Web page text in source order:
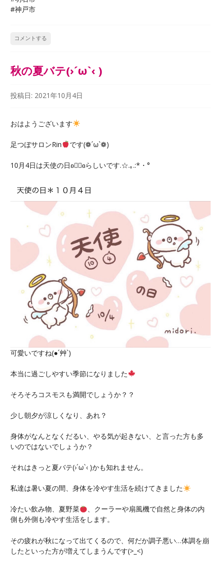
#神戸市
コメントする
秋の夏バテ(›´ω`‹ )
投稿日: 2021年10月4日
おはようございます
足つぼサロンRin です(❁´ω`❁)
10月4日は天使の日ʚ♡⃛ɞらしいです.☆.｡.:*・°
可愛いですね(●´艸`)
本当に過ごしやすい季節になりました
そろそろコスモスも満開でしょうか？？
少し朝夕が涼しくなり、あれ？
身体がなんとなくだるい、やる気が起きない、と言った方も多
いのではないでしょうか？
それはきっと夏バテ(›´ω`‹ )かも知れません。
私達は暑い夏の間、身体を冷やす生活を続けてきました
冷たい飲み物、夏野菜
、クーラーや扇風機で自然と身体の内
側も外側も冷やす生活をします。
その疲れが秋になって出てくるので、何だか調子悪い…体調を崩
したといった方が増えてしまうんです(>_<)